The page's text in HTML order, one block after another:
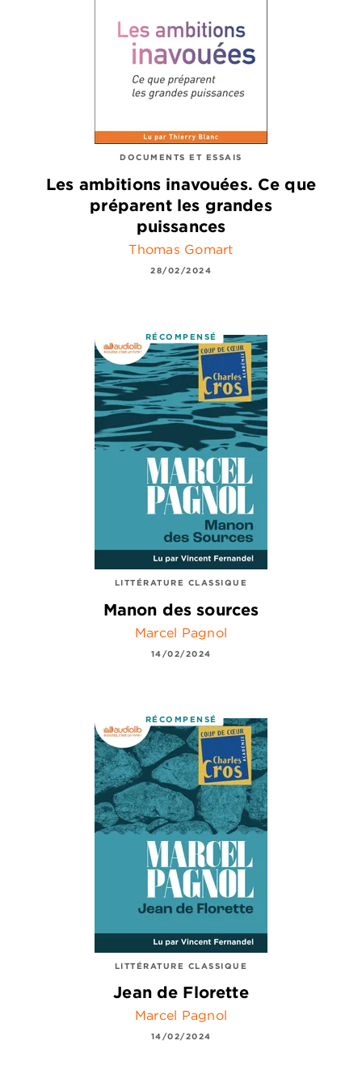
DOCUMENTS ET ESSAIS
Les ambitions inavouées. Ce que
préparent les grandes
puissances
Thomas Gomart
28/02/2024
RÉCOMPENSÉ
LITTÉRATURE CLASSIQUE
Manon des sources
Marcel Pagnol
14/02/2024
RÉCOMPENSÉ
LITTÉRATURE CLASSIQUE
Jean de Florette
Marcel Pagnol
14/02/2024